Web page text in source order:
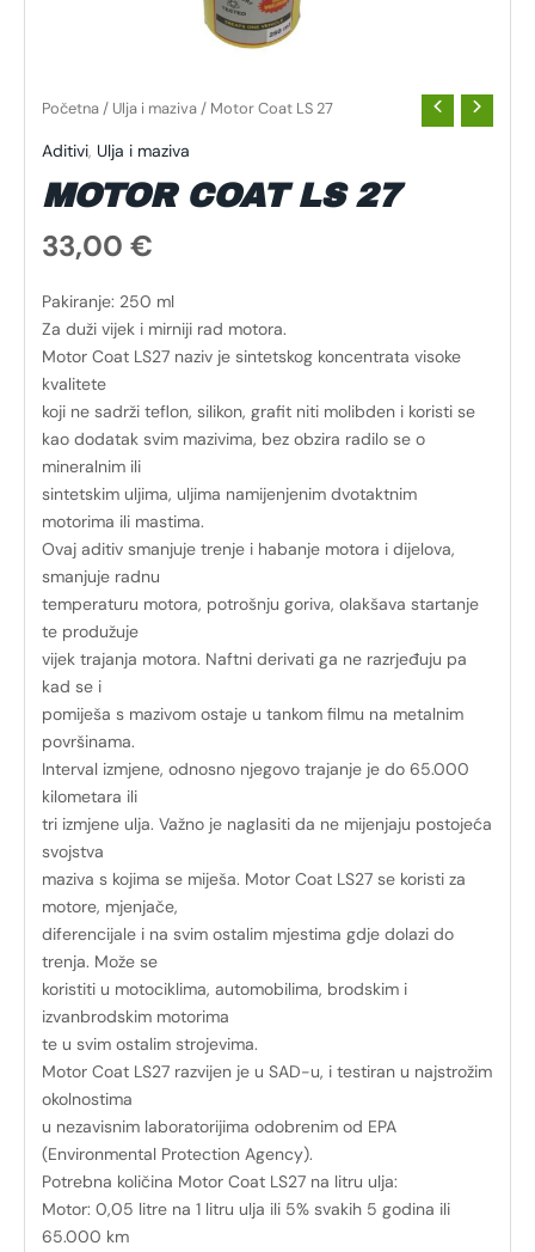
Početna / Ulja i maziva / Motor Coat LS 27
Aditivi, Ulja i maziva
MOTOR COAT LS 27
33,00 €
Pakiranje: 250 ml
Za duži vijek i mirniji rad motora.
Motor Coat LS27 naziv je sintetskog koncentrata visoke
kvalitete
koji ne sadrži teflon, silikon, grafit niti molibden i koristi se
kao dodatak svim mazivima, bez obzira radilo se o
mineralnim ili
sintetskim uljima, uljima namijenjenim dvotaktnim
motorima ili mastima.
Ovaj aditiv smanjuje trenje i habanje motora i dijelova,
smanjuje radnu
temperaturu motora, potrošnju goriva, olakšava startanje
te produžuje
vijek trajanja motora. Naftni derivati ga ne razrjeđuju pa
kad se i
pomiješa s mazivom ostaje u tankom filmu na metalnim
površinama.
Interval izmjene, odnosno njegovo trajanje je do 65.000
kilometara ili
tri izmjene ulja. Važno je naglasiti da ne mijenjaju postojeća
svojstva
maziva s kojima se miješa. Motor Coat LS27 se koristi za
motore, mjenjače,
diferencijale i na svim ostalim mjestima gdje dolazi do
trenja. Može se
koristiti u motociklima, automobilima, brodskim i
izvanbrodskim motorima
te u svim ostalim strojevima.
Motor Coat LS27 razvijen je u SAD-u, i testiran u najstrožim
okolnostima
u nezavisnim laboratorijima odobrenim od EPA
(Environmental Protection Agency).
Potrebna količina Motor Coat LS27 na litru ulja:
Motor: 0,05 litre na 1 litru ulja ili 5% svakih 5 godina ili
65.000 km